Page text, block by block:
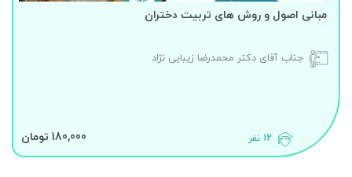
مبانی اصول و روش های تربیت دختران
جناب آقای دکتر محمدرضا زیبایی نژاد
180,000 تومان 12 نفر